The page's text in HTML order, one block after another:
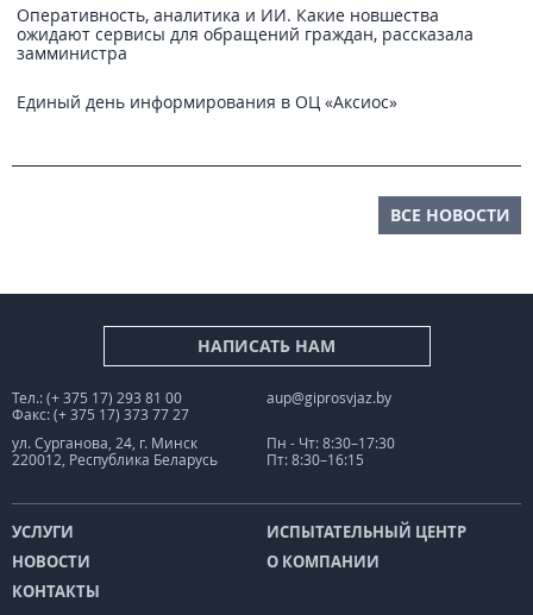
Оперативность, аналитика и ИИ. Какие новшества
ожидают сервисы для обращений граждан, рассказала
замминистра
Единый день информирования в ОЦ «Аксиос»
ВСЕ НОВОСТИ
НАПИСАТЬ НАМ
Тел.: (+ 375 17) 293 81 00
Факс: (+ 375 17) 373 77 27
aup@giprosvjaz.by
ул. Сурганова, 24, г. Минск
220012, Республика Беларусь
Пн - Чт: 8:30–17:30
Пт: 8:30–16:15
УСЛУГИ
ИСПЫТАТЕЛЬНЫЙ ЦЕНТР
НОВОСТИ
О КОМПАНИИ
КОНТАКТЫ